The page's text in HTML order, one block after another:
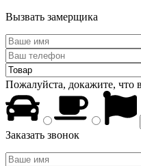
Вызвать замерщика
Пожалуйста, докажите, что
Заказать звонок